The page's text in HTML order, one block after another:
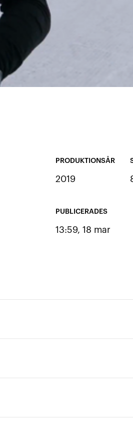
PRODUKTIONSÅR
2019
PUBLICERADES
13:59, 18 mar